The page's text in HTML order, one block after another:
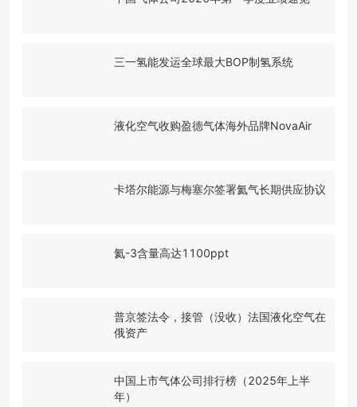
三一氢能发运全球最大BOP制氢系统
液化空气收购盈德气体海外品牌NovaAir
卡塔尔能源与梅塞尔签署氦气长期供应协议
氦-3含量高达1100ppt
普京签法令，接管（没收）法国液化空气在
俄资产
中国上市气体公司排行榜（2025年上半
年）